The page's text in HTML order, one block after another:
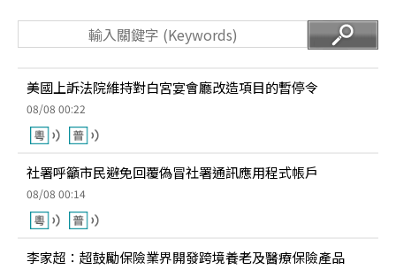
美國上訴法院維持對白宮宴會廳改造項目的暫停令
08/08 00:22
社署呼籲市民避免回覆偽冒社署通訊應用程式帳戶
08/08 00:14
李家超：超鼓勵保險業界開發跨境養老及醫療保險產品